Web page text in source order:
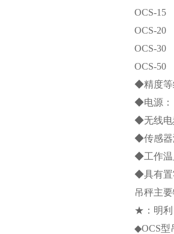
OCS-15
OCS-20
OCS-30
OCS-50
◆精度等
◆电源：
◆无线电
◆传感器
◆工作温
◆具有置
吊秤主
★：明利
◆OCS型